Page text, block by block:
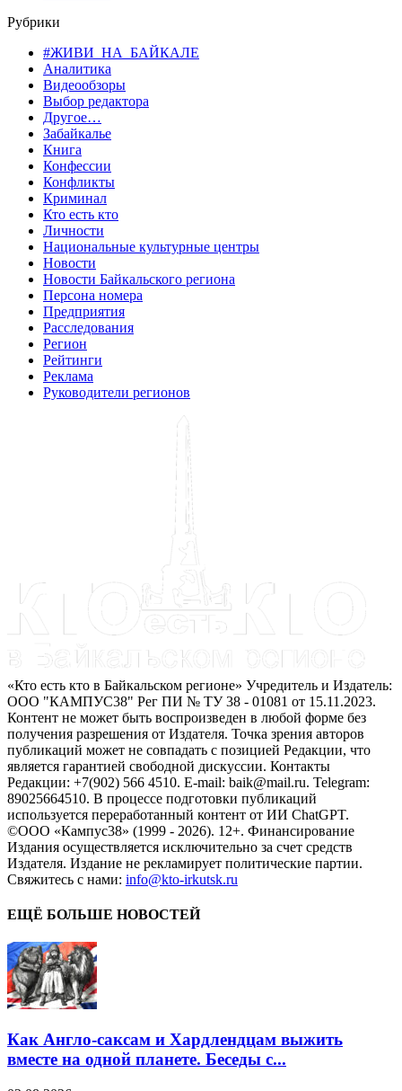
Рубрики
#ЖИВИ_НА_БАЙКАЛЕ
Аналитика
Видеообзоры
Выбор редактора
Другое…
Забайкалье
Книга
Конфессии
Конфликты
Криминал
Кто есть кто
Личности
Национальные культурные центры
Новости
Новости Байкальского региона
Персона номера
Предприятия
Расследования
Регион
Рейтинги
Реклама
Руководители регионов
«Кто есть кто в Байкальском регионе» Учредитель и Издатель:
ООО "КАМПУС38" Рег ПИ № ТУ 38 - 01081 от 15.11.2023.
Контент не может быть воспроизведен в любой форме без
получения разрешения от Издателя. Точка зрения авторов
публикаций может не совпадать с позицией Редакции, что
является гарантией свободной дискуссии. Контакты
Редакции: +7(902) 566 4510. E-mail: baik@mail.ru. Telegram:
89025664510. В процессе подготовки публикаций
используется переработанный контент от ИИ ChatGPT.
©ООО «Кампус38» (1999 - 2026). 12+. Финансирование
Издания осуществляется исключительно за счет средств
Издателя. Издание не рекламирует политические партии.
Свяжитесь с нами: info@kto-irkutsk.ru
ЕЩЁ БОЛЬШЕ НОВОСТЕЙ
Как Англо-саксам и Хардлендцам выжить
вместе на одной планете. Беседы с...